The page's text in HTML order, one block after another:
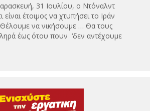
31 Ιουλίου, ο Ντόναλντ
έτοιμος να χτυπήσει το Ιράν
να νικήσουμε … Θα τους
έως ότου πουν ‘δεν αντέχουμε